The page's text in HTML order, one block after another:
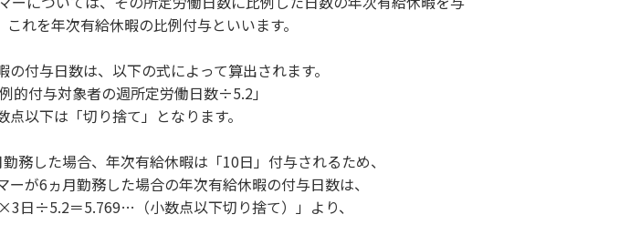
れを年次有給休暇の比例付与といいます。
付与日数は、以下の式によって算出されます。
的付与対象者の週所定労働日数÷5.2」
以下は「切り捨て」となります。
務した場合、年次有給休暇は「10日」付与されるため、
が6ヵ月勤務した場合の年次有給休暇の付与日数は、
日÷5.2＝5.769…（小数点以下切り捨て）」より、